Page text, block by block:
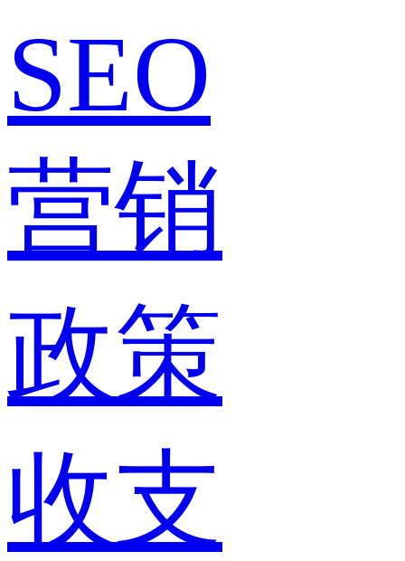
SEO
营销
政策
收支